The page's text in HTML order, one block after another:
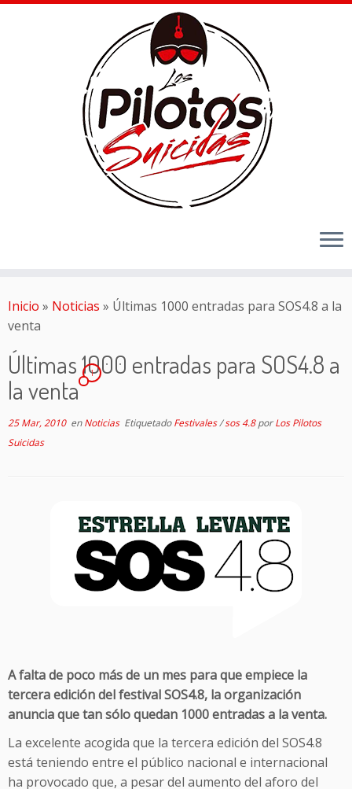
Inicio » Noticias » Últimas 1000 entradas para SOS4.8 a la
venta
Últimas 1000 entradas para SOS4.8 a
la venta
1
25 Mar, 2010enNoticias EtiquetadoFestivales/sos 4.8porLos Pilotos
Suicidas
A falta de poco más de un mes para que empiece la
tercera edición del festival SOS4.8, la organización
anuncia que tan sólo quedan 1000 entradas a la venta.
La excelente acogida que la tercera edición del SOS4.8
está teniendo entre el público nacional e internacional
ha provocado que, a pesar del aumento del aforo del